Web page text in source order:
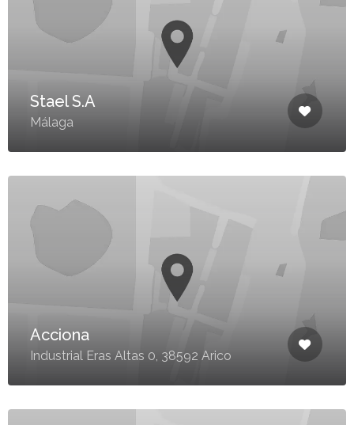
Stael S.A
Málaga
Acciona
Industrial Eras Altas 0, 38592 Arico